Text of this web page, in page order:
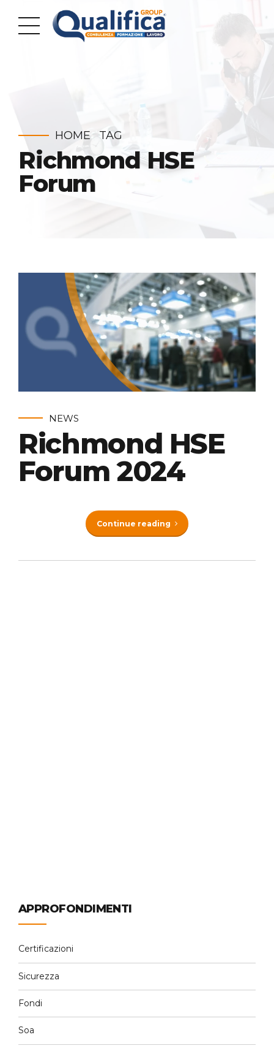
HOME TAG
Richmond HSE
Forum
NEWS
Richmond HSE
Forum 2024
Continue reading
APPROFONDIMENTI
Certificazioni
Sicurezza
Fondi
Soa